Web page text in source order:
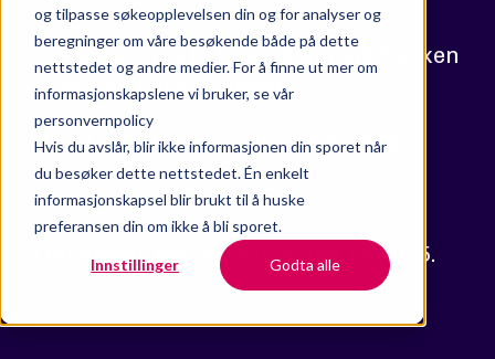
og tilpasse søkeopplevelsen din og for analyser og
beregninger om våre besøkende både på dette
nettstedet og andre medier. For å finne ut mer om
informasjonskapslene vi bruker, se vår
personvernpolicy
Hvis du avslår, blir ikke informasjonen din sporet når
du besøker dette nettstedet. Én enkelt
informasjonskapsel blir brukt til å huske
preferansen din om ikke å bli sporet.
Innstillinger Godta alle
«Hvem sier hva til hvem gjennom hvilken
kanal med hvilken effekt.»
Harold Dwight Lasswell (1902-1978)
Vi forholder oss bare til at det er 2015.